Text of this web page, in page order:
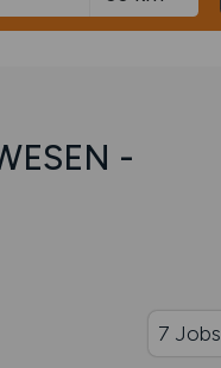
-
7 Jobs